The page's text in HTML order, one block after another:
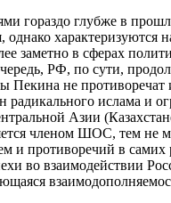
глубже в
однако
в сферах
РФ, по сути,
Пекина не
ислама и
Азии
членом ШОС, тем не
и противоречий в
во взаимодействии